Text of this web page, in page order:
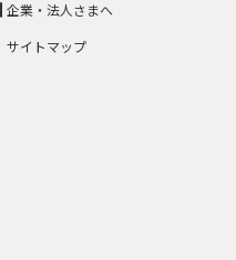
企業・法人さまへ
サイトマップ